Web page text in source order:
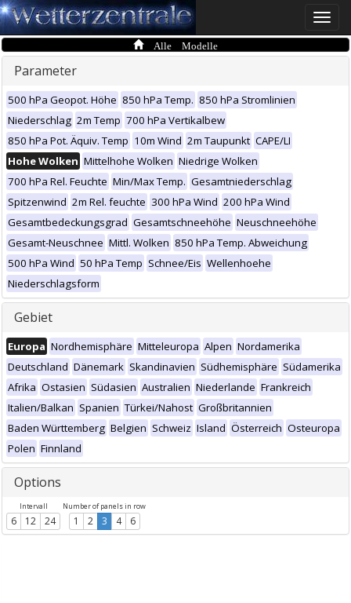
Toggle
Alle Modelle
Parameter
500 hPa Geopot. Höhe 850 hPa Temp. 850 hPa Stromlinien
Niederschlag 2m Temp 700 hPa Vertikalbew
850 hPa Pot. Äquiv. Temp 10m Wind 2m Taupunkt CAPE/LI
Hohe Wolken Mittelhohe Wolken Niedrige Wolken
700 hPa Rel. Feuchte Min/Max Temp. Gesamtniederschlag
Spitzenwind 2m Rel. feuchte 300 hPa Wind 200 hPa Wind
Gesamtbedeckungsgrad Gesamtschneehöhe Neuschneehöhe
Gesamt-Neuschnee Mittl. Wolken 850 hPa Temp. Abweichung
500 hPa Wind 50 hPa Temp Schnee/Eis Wellenhoehe
Niederschlagsform
Gebiet
Europa Nordhemisphäre Mitteleuropa Alpen Nordamerika
Deutschland Dänemark Skandinavien Südhemisphäre Südamerika
Afrika Ostasien Südasien Australien Niederlande Frankreich
Italien/Balkan Spanien Türkei/Nahost Großbritannien
Baden Württemberg Belgien Schweiz Island Österreich Osteuropa
Polen Finnland
Options
Intervall
6 12 24
Number of panels in row
1 2 3 4 6